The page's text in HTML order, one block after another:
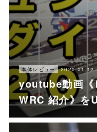
本体レビュー 2020.01.12
youtube動画《
WRC 紹介》を